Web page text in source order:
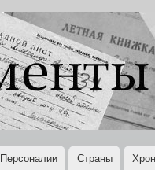
Персоналии Страны